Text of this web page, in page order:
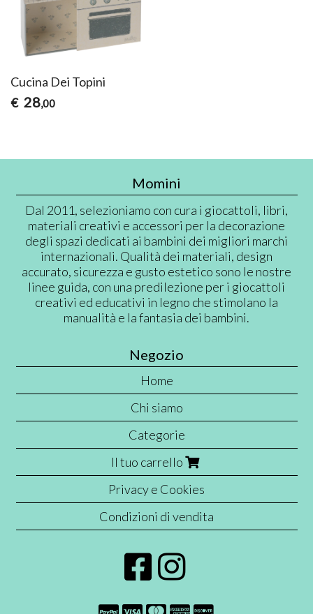
Cucina Dei Topini
€ 28,00
Momini
Dal 2011, selezioniamo con cura i giocattoli, libri,
materiali creativi e accessori per la decorazione
degli spazi dedicati ai bambini dei migliori marchi
internazionali. Qualità dei materiali, design
accurato, sicurezza e gusto estetico sono le nostre
linee guida, con una predilezione per i giocattoli
creativi ed educativi in legno che stimolano la
manualità e la fantasia dei bambini.
Negozio
Home
Chi siamo
Categorie
Il tuo carrello
Privacy e Cookies
Condizioni di vendita